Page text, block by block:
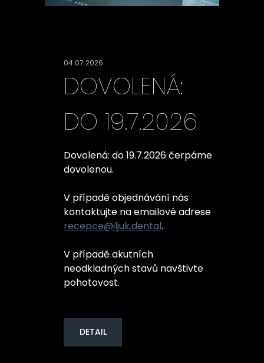
recepce@iljuk.dental
04.07.2026
DOVOLENÁ:
DO 19.7.2026
Dovolená: do 19.7.2026 čerpáme
dovolenou.
V případě objednávání nás
kontaktujte na emailové adrese
recepce@iljuk.dental.
V případě akutních
neodkladných stavů navštivte
pohotovost.
DETAIL